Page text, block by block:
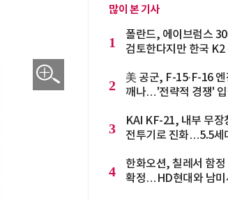
많이 본 기사
1
폴란드, 에이브럼스
검토한다지만 한국 K2
2
美 공군, F-15·F-16 엔
깨나…'전략적 경쟁' 입
3
KAI KF-21, 내부 무장
전투기로 진화…5.5세
4
한화오션, 칠레서 함
확정…HD현대와 남미